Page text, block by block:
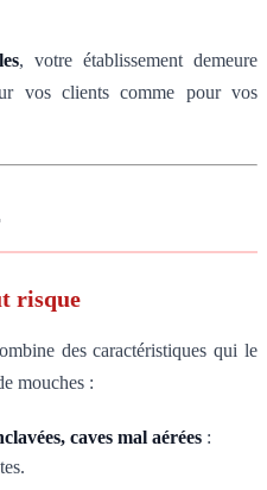
, votre établissement demeure
vos clients comme pour vos
risque
des caractéristiques qui le
mouches :
caves mal aérées :